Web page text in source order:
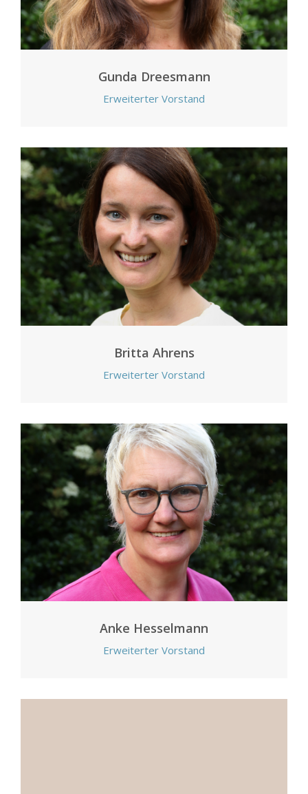
Gunda Dreesmann
Erweiterter Vorstand
Britta Ahrens
Erweiterter Vorstand
Anke Hesselmann
Erweiterter Vorstand